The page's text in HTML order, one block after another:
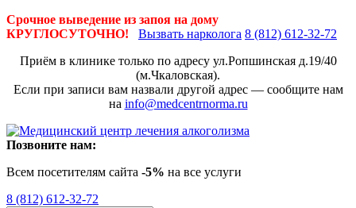
Срочное выведение из запоя на дому
КРУГЛОСУТОЧНО!
Вызвать нарколога 8 (812) 612-32-72
Приём в клинике только по адресу ул.Ропшинская д.19/40
(м.Чкаловская).
Если при записи вам назвали другой адрес — сообщите нам
на info@medcentrnorma.ru
Позвоните нам:
Всем посетителям сайта -5% на все услуги
8 (812) 612-32-72